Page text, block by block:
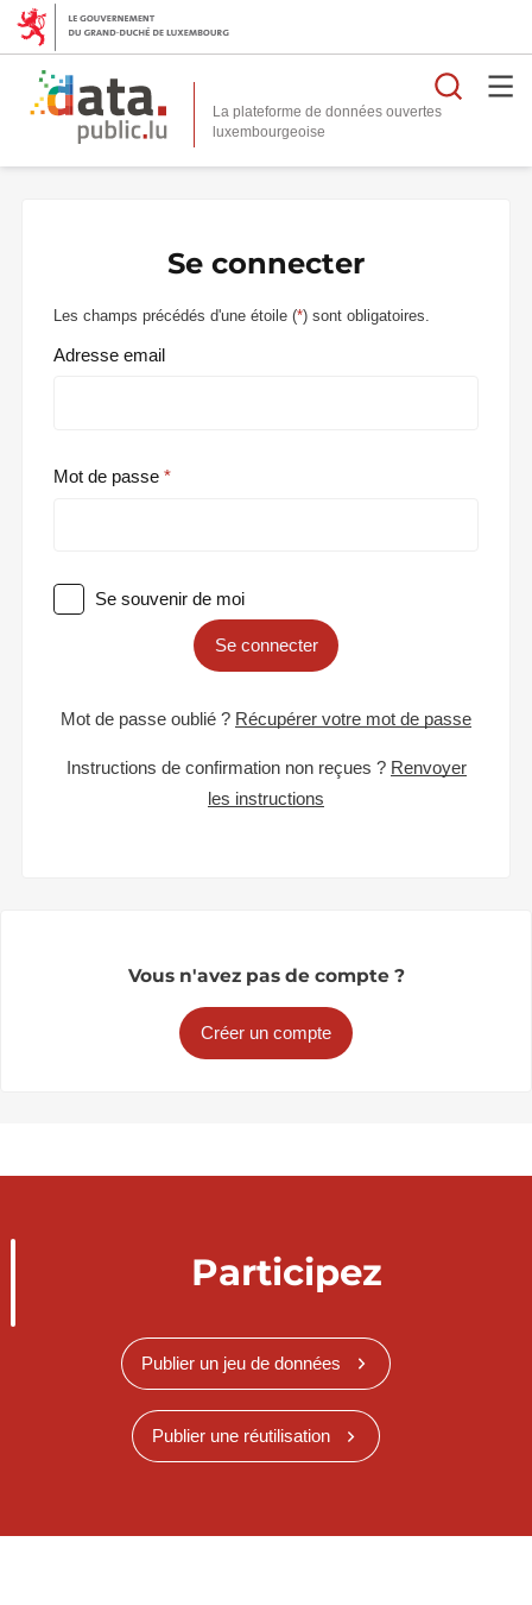
La plateforme de données ouvertes
Se connecter
Les champs précédés d'une étoile (*) sont obligatoires.
Adresse email
Mot de passe
Se souvenir de moi
Se connecter
Mot de passe oublié ? Récupérer votre mot de passe
Instructions de confirmation non reçues ? Renvoyer
les instructions
Vous n'avez pas de compte ?
Créer un compte
Participez
Publier un jeu de données
Publier une réutilisation